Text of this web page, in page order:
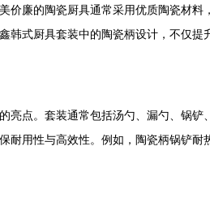
价廉的陶瓷厨具通常采用优质陶瓷材
式厨具套装中的陶瓷柄设计，不仅提
点。套装通常包括汤勺、漏勺、锅
用性与高效性。例如，陶瓷柄锅铲